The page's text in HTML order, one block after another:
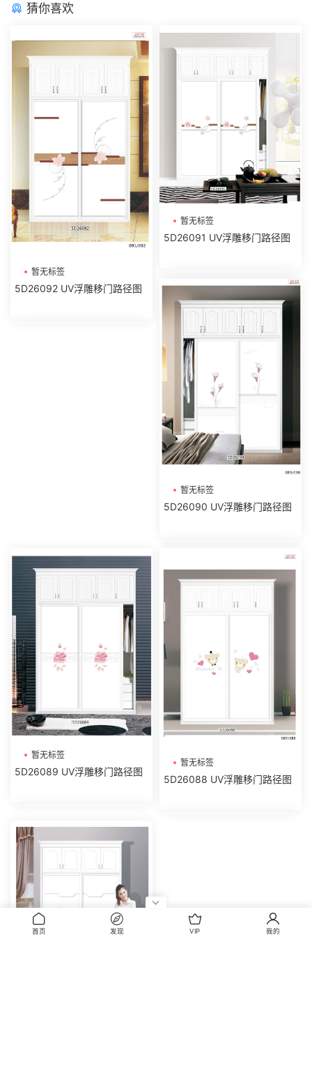
猜你喜欢
暂无标签
5D26092 UV浮雕移门路径图
暂无标签
5D26091 UV浮雕移门路径图
暂无标签
5D26090 UV浮雕移门路径图
暂无标签
5D26089 UV浮雕移门路径图
暂无标签
5D26088 UV浮雕移门路径图
首页 发现 VIP 我的